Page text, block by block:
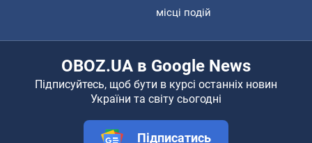
місці подій
OBOZ.UA в Google News
Підписуйтесь, щоб бути в курсі останніх новин
України та світу сьогодні
Підписатись